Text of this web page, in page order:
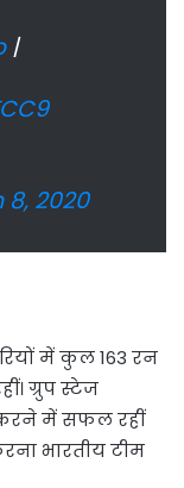
|
8, 2020
में कुल 163 रन
ग्रुप स्टेज
में सफल रहीं
भारतीय टीम